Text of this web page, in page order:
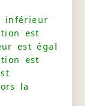
inférieur
est
est égal
est
la